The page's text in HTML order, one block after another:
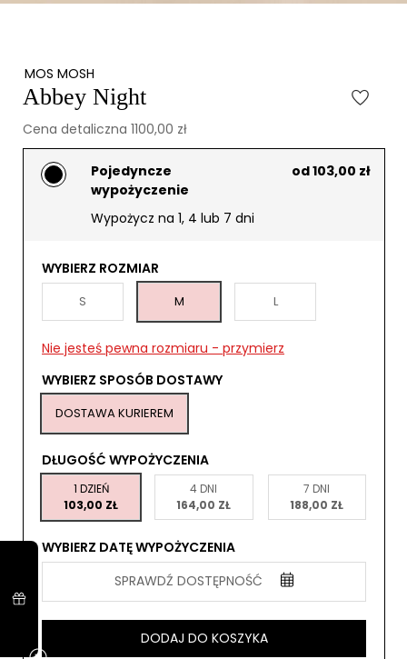
MOS MOSH
Abbey Night
Cena detaliczna 1100,00 zł
Pojedyncze
wypożyczenie
od 103,00 zł
Wypożycz na 1, 4 lub 7 dni
WYBIERZ ROZMIAR
S M L
Nie jesteś pewna rozmiaru - przymierz
WYBIERZ SPOSÓB DOSTAWY
DOSTAWA KURIEREM
DŁUGOŚĆ WYPOŻYCZENIA
1 DZIEŃ
103,00 ZŁ
4 DNI
164,00 ZŁ
7 DNI
188,00 ZŁ
WYBIERZ DATĘ WYPOŻYCZENIA
SPRAWDŹ DOSTĘPNOŚĆ
DODAJ DO KOSZYKA